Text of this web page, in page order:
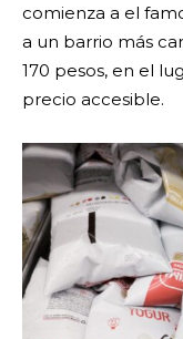
comienza a el
a un barrio más
170 pesos, en el
precio accesible.